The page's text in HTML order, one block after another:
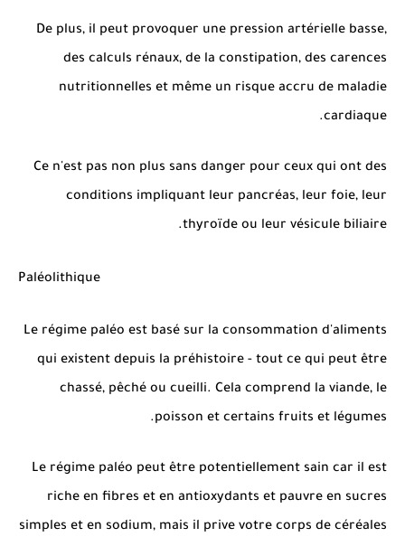
De plus, il peut provoquer une pression artérielle basse,
des calculs rénaux, de la constipation, des carences
nutritionnelles et même un risque accru de maladie
cardiaque.
Ce n'est pas non plus sans danger pour ceux qui ont des
conditions impliquant leur pancréas, leur foie, leur
thyroïde ou leur vésicule biliaire.
Paléolithique
Le régime paléo est basé sur la consommation d'aliments
qui existent depuis la préhistoire - tout ce qui peut être
chassé, pêché ou cueilli. Cela comprend la viande, le
poisson et certains fruits et légumes.
Le régime paléo peut être potentiellement sain car il est
riche en fibres et en antioxydants et pauvre en sucres
simples et en sodium, mais il prive votre corps de céréales